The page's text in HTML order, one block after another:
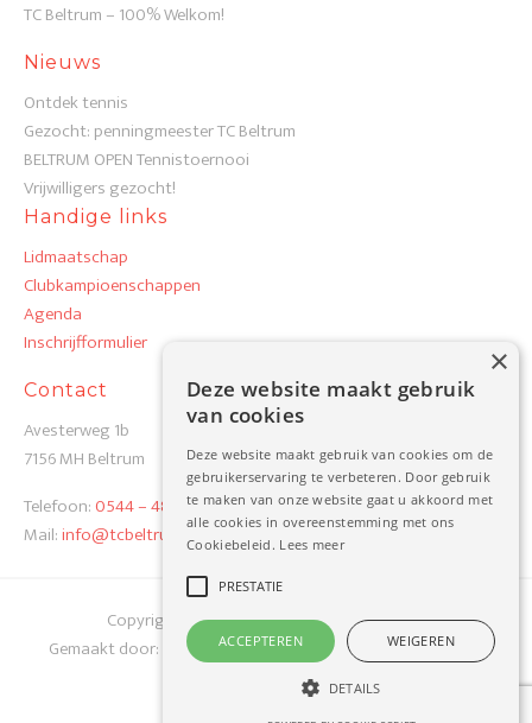
TC Beltrum – 100% Welkom!
Nieuws
Ontdek tennis
Gezocht: penningmeester TC Beltrum
BELTRUM OPEN Tennistoernooi
Vrijwilligers gezocht!
Handige links
Lidmaatschap
Clubkampioenschappen
Agenda
Inschrijfformulier
Contact
Avesterweg 1b
7156 MH Beltrum
Telefoon: 0544 – 48 19 82
Mail:info@tcbeltrum.nl
Copyright 2026 TC BeltrumPrivacy Verklaring
Gemaakt door:
Werkgroep TC Beltrumi.s.m. Best4u Group B.V.
Deze website maakt gebruik
van cookies
Deze website maakt gebruik van cookies om de
gebruikerservaring te verbeteren. Door gebruik
te maken van onze website gaat u akkoord met
alle cookies in overeenstemming met ons
Cookiebeleid. Lees meer
PRESTATIE
ACCEPTEREN WEIGEREN
DETAILS
×